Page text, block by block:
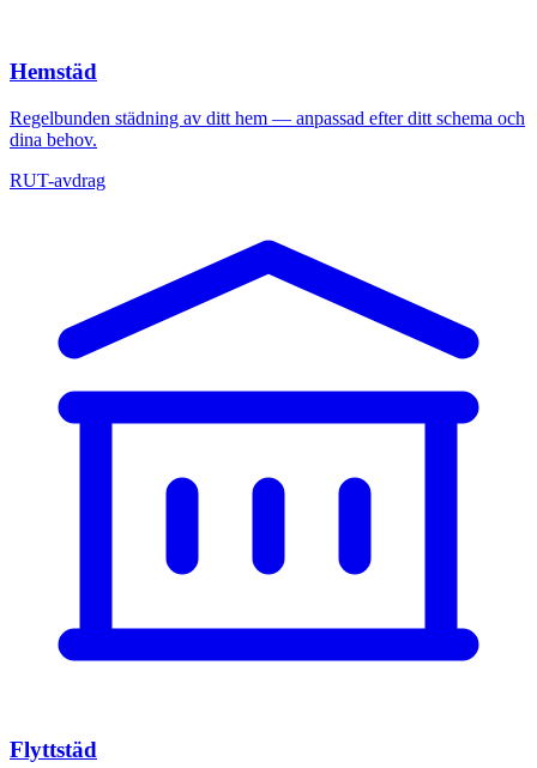
Hemstäd
Regelbunden städning av ditt hem — anpassad efter ditt schema och
dina behov.
RUT-avdrag
Flyttstäd